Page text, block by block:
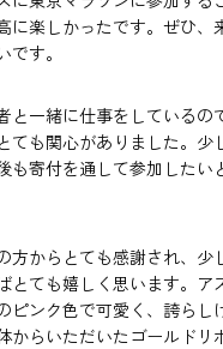
に楽しかったです。ぜひ、
です。
と一緒に仕事をしているの
ても関心がありました。少
も寄付を通して参加したい
方からとても感謝され、少
とても嬉しく思います。ア
ピンク色で可愛く、誇らし
からいただいたゴールドリ